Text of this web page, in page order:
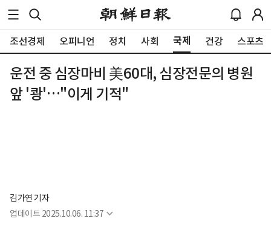
조선경제 오피니언 정치 사회 국제 건강 스포츠
운전 중 심장마비 美60대, 심장전문의 병원
앞 '쾅'…"이게 기적"
김가연 기자
업데이트 2025.10.06. 11:37